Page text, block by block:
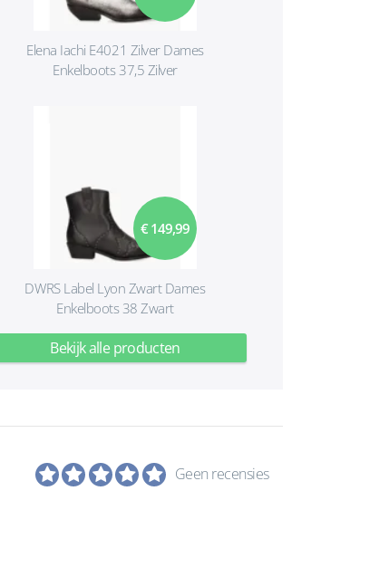
Elena Iachi E4021 Zilver Dames
Enkelboots 37,5 Zilver
€ 149,99
DWRS Label Lyon Zwart Dames
Enkelboots 38 Zwart
Bekijk alle producten
Geen recensies